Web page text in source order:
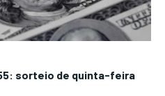
sorteio de quinta-feira